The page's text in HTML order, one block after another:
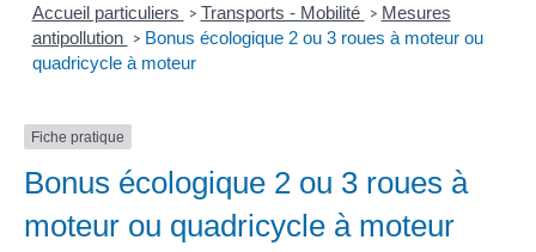
Accueil particuliers > Transports - Mobilité > Mesures
antipollution > Bonus écologique 2 ou 3 roues à moteur ou
quadricycle à moteur
Fiche pratique
Bonus écologique 2 ou 3 roues à
moteur ou quadricycle à moteur